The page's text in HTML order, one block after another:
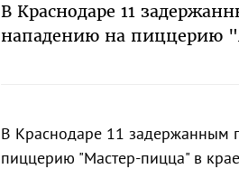
В Краснодаре 11
нападению на пиццерию
В Краснодаре 11 задержанным
пиццерию "Мастер-пицца" в